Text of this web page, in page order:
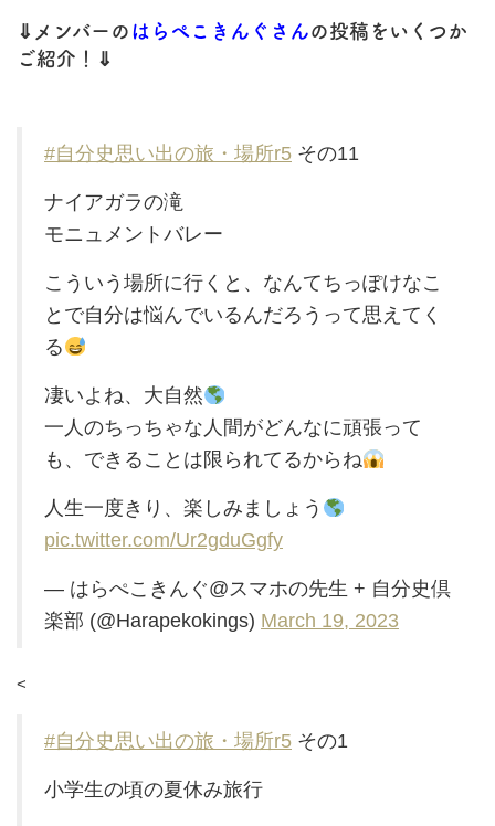
⇓メンバーのはらぺこきんぐさんの投稿をいくつか
ご紹介！⇓
#自分史思い出の旅・場所r5 その11
ナイアガラの滝
モニュメントバレー
こういう場所に行くと、なんてちっぽけなこ
とで自分は悩んでいるんだろうって思えてく
る
凄いよね、大自然
一人のちっちゃな人間がどんなに頑張って
も、できることは限られてるからね
人生一度きり、楽しみましょう
pic.twitter.com/Ur2gduGgfy
— はらぺこきんぐ@スマホの先生 + 自分史倶
楽部 (@Harapekokings) March 19, 2023
<
#自分史思い出の旅・場所r5 その1
小学生の頃の夏休み旅行